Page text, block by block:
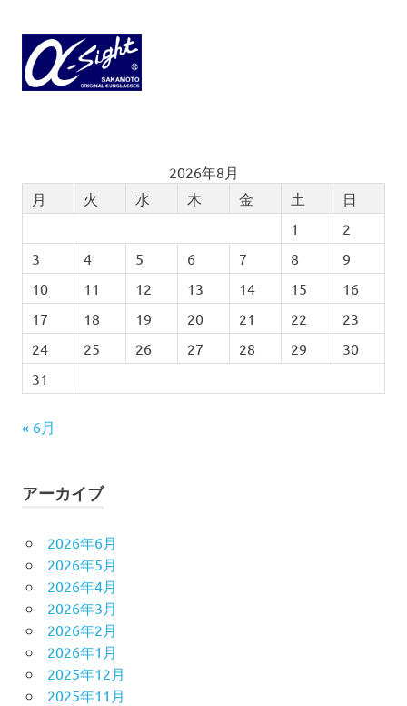
2026年8月
月
火 水 木 金 土
日
1
2
3
4 5 6 7 8
9
10
11 12 13 14 15
16
17
18 19 20 21 22
23
24
25 26 27 28 29
30
31
« 6月
アーカイブ
2026年6月
2026年5月
2026年4月
2026年3月
2026年2月
2026年1月
2025年12月
2025年11月